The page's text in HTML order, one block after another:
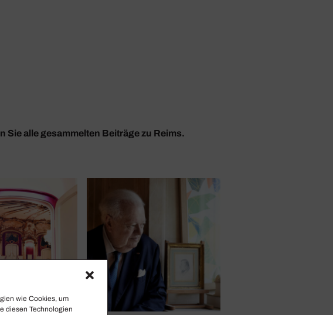
wie Cookies, um
diesen Technologien
Sie alle gesammelten Beiträge zu Reims.